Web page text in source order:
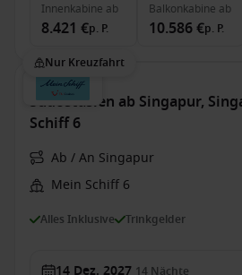
Innenkabine ab
8.421 €p. P.
Balkonkabine ab
10.586 €p. P.
Nur Kreuzfahrt
Südostasien ab Singapur,
Schiff 6
Ab / An Singapur
Mein Schiff 6
Alles Inklusive Trinkgelder
14 Dez. 2027 14 Nächte